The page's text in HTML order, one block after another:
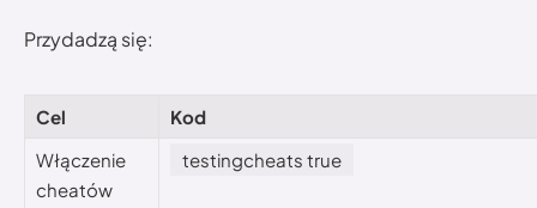
Przydadzą się:
Cel
Kod
Włączenie
cheatów
testingcheats true